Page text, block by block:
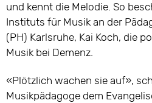
und kennt die Melodie. So
Instituts für Musik an der
(PH) Karlsruhe, Kai Koch, die
Musik bei Demenz.
«Plötzlich wachen sie auf»,
Musikpädagoge dem